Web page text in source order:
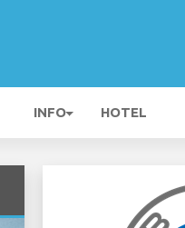
INFO HOTEL